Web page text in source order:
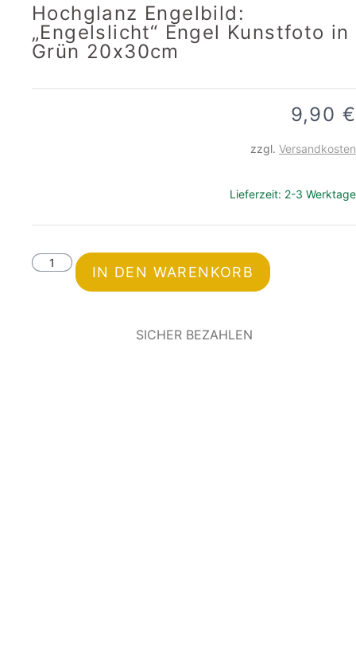
Hochglanz Engelbild:
„Engelslicht“ Engel Kunstfoto in
Grün 20x30cm
9,90 €
zzgl. Versandkosten
Lieferzeit: 2-3 Werktage
IN DEN WARENKORB
SICHER BEZAHLEN